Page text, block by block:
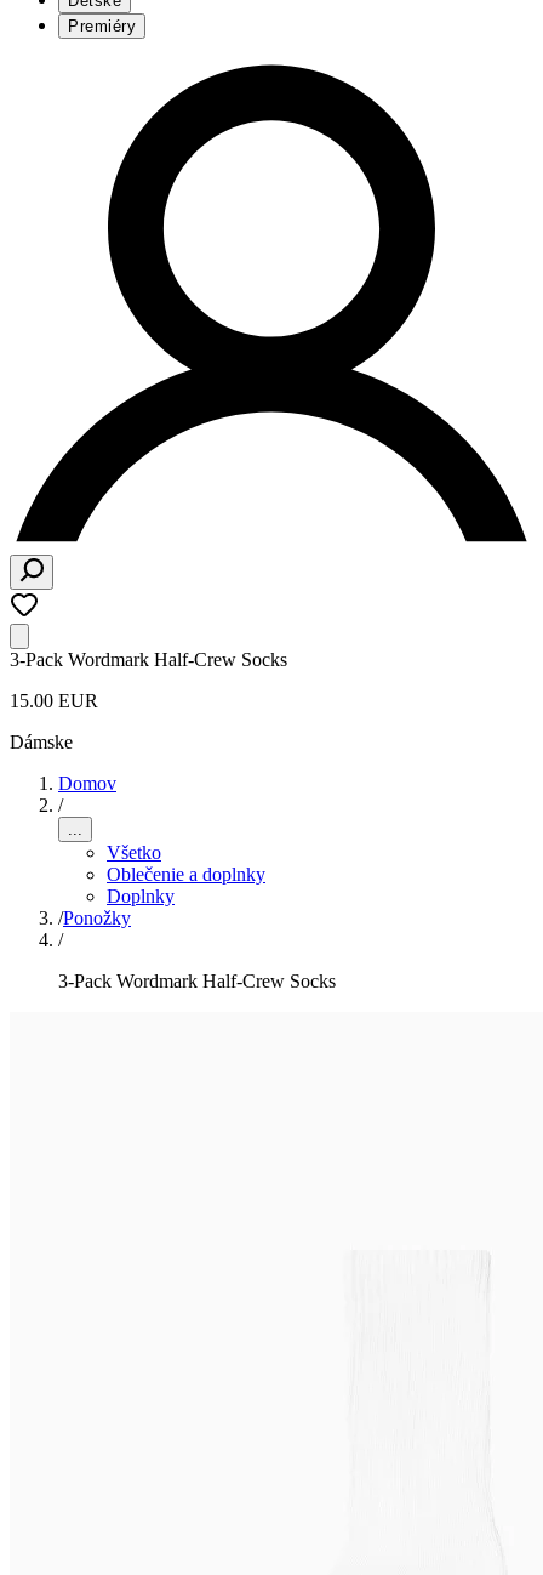
Premiéry
3‑Pack Wordmark Half‑Crew Socks
15.00 EUR
Dámske
Domov
/
...
Všetko
Oblečenie a doplnky
Doplnky
/Ponožky
/
3‑Pack Wordmark Half‑Crew Socks